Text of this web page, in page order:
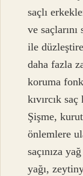
saçlı
ve
ile
daha fazla
koruma
kıvırcık
Şişme,
önlemlere
saçınıza
yağı,